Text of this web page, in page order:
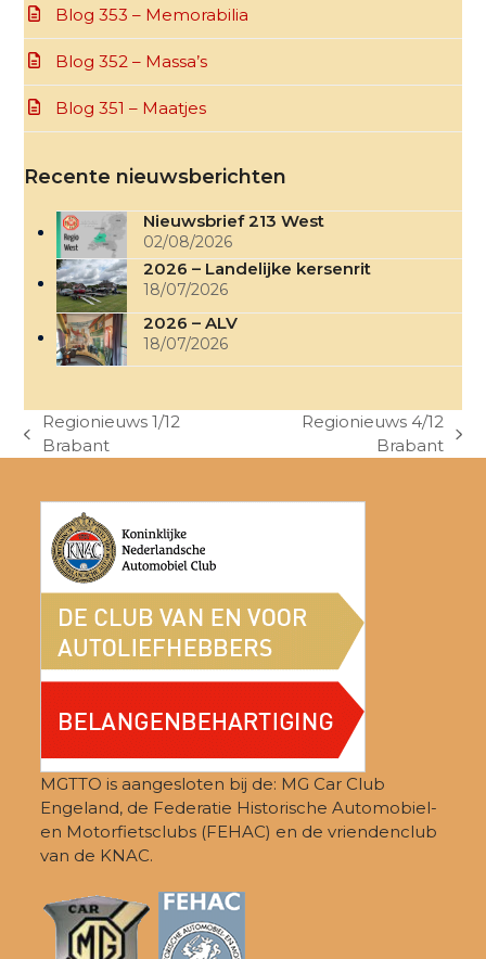
Blog 353 – Memorabilia
Blog 352 – Massa’s
Blog 351 – Maatjes
Recente nieuwsberichten
Nieuwsbrief 213 West
02/08/2026
2026 – Landelijke kersenrit
18/07/2026
2026 – ALV
18/07/2026
previous
Regionieuws 1/12
Brabant
Regionieuws 4/12
Brabant
MGTTO is aangesloten bij de: MG Car Club
Engeland, de Federatie Historische Automobiel-
en Motorfietsclubs (FEHAC) en de vriendenclub
van de KNAC.